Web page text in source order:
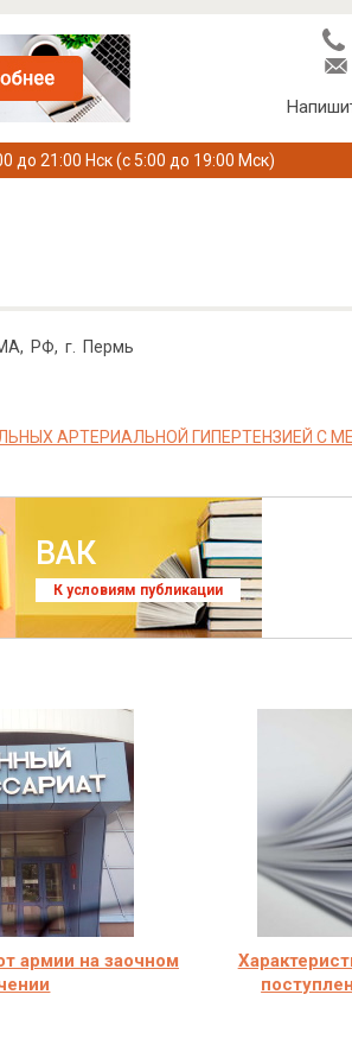
до 21:00 Нск (с 5:00 до 19:00 Мск)
РФ, г. Пермь
АРТЕРИАЛЬНОЙ ГИПЕРТЕНЗИЕЙ C
ВАК
К условиям публикации
армии на заочном